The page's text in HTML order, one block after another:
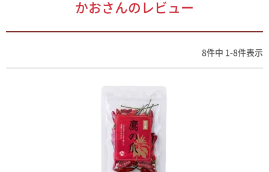
かおさんのレビュー
8件中 1 -8件表示